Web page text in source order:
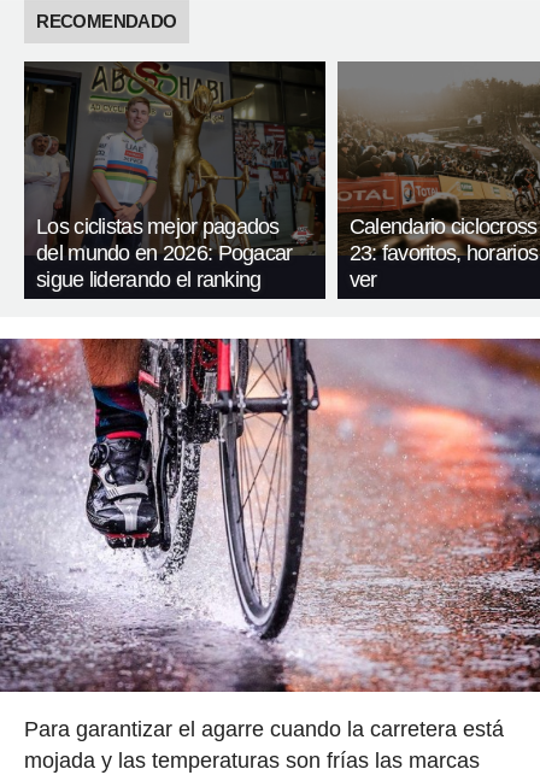
RECOMENDADO
Los ciclistas mejor pagados
del mundo en 2026: Pogacar
sigue liderando el ranking
Calendario
23: favoritos,
ver
Para garantizar el agarre cuando la carretera está
mojada y las temperaturas son frías las marcas